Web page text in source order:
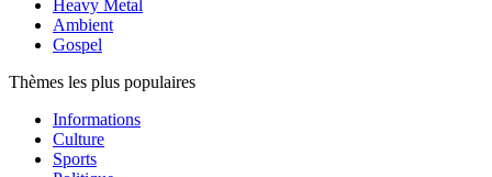
Heavy Metal
Ambient
Gospel
Thèmes les plus populaires
Informations
Culture
Sports